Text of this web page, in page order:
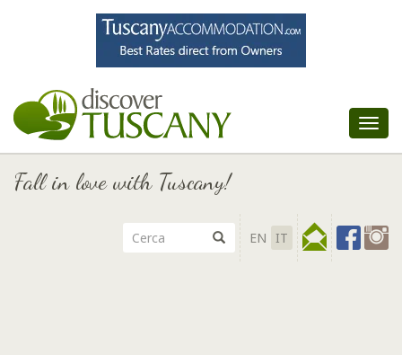
Fall in love with Tuscany!
EN IT